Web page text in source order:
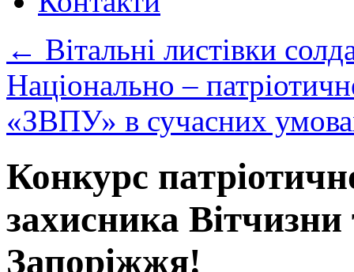
← Вітальні листівки
Національно –
«ЗВПУ» в сучасних
Конкурс
захисника
Запоріжжя!